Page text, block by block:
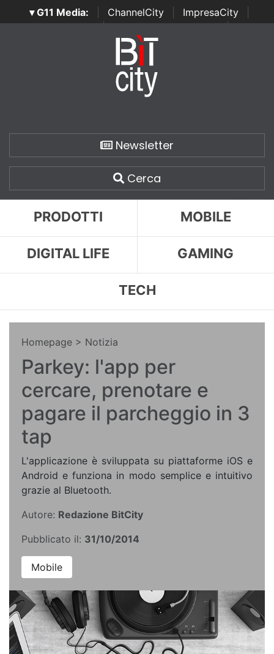
▾ G11 Media: ChannelCity ImpresaCity
SecurityOpenLab | Italian Channel Awards | Italian
Italian Security Awards
Newsletter
Cerca
PRODOTTI MOBILE
DIGITAL LIFE GAMING
TECH
Homepage > Notizia
Parkey: l'app per
cercare, prenotare e
pagare il parcheggio in 3
tap
L'applicazione è sviluppata su piattaforme iOS e
Android e funziona in modo semplice e intuitivo
grazie al Bluetooth.
Autore: Redazione BitCity
Pubblicato il: 31/10/2014
Mobile